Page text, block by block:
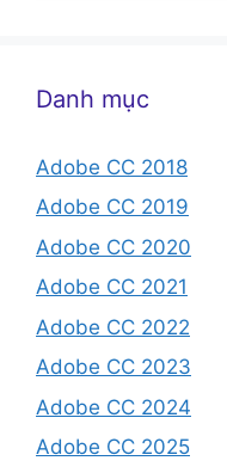
Danh mục
Adobe CC 2018
Adobe CC 2019
Adobe CC 2020
Adobe CC 2021
Adobe CC 2022
Adobe CC 2023
Adobe CC 2024
Adobe CC 2025